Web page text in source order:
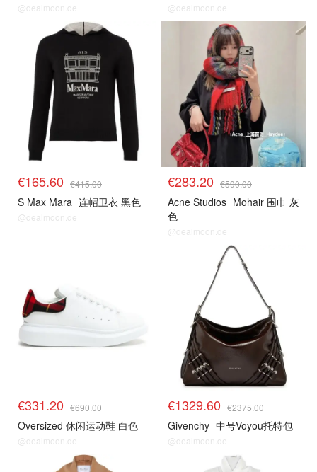
@dealmoon.de @dealmoon.de
€165.60 €415.00
S Max Mara 连帽卫衣 黑色
@dealmoon.de
€283.20 €590.00
Acne Studios Mohair 围巾 灰
色
@dealmoon.de
€331.20 €690.00
Oversized 休闲运动鞋 白色
@dealmoon.de
€1329.60 €2375.00
Givenchy 中号Voyou托特包
@dealmoon.de